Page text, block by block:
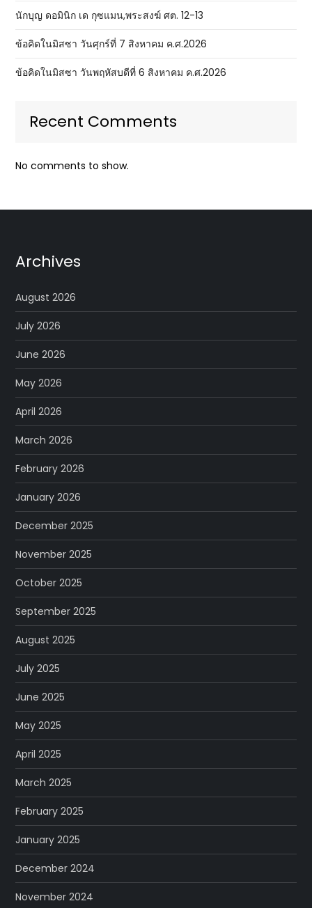
นักบุญ ดอมินิก เด กุซแมน,พระสงฆ์ ศต. 12-13
ข้อคิดในมิสซา วันศุกร์ที่ 7 สิงหาคม ค.ศ.2026
ข้อคิดในมิสซา วันพฤหัสบดีที่ 6 สิงหาคม ค.ศ.2026
Recent Comments
No comments to show.
Archives
August 2026
July 2026
June 2026
May 2026
April 2026
March 2026
February 2026
January 2026
December 2025
November 2025
October 2025
September 2025
August 2025
July 2025
June 2025
May 2025
April 2025
March 2025
February 2025
January 2025
December 2024
November 2024